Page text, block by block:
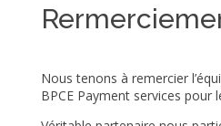
Nous tenons à remercier
BPCE Payment services pour